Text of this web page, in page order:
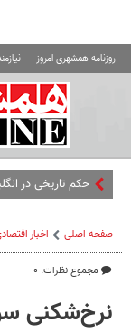
روزنامه همشهری امروز
حکم تاریخی در
صفحه اصلی اخبار
مجموع نظرات: ۰
نرخ‌شکنی